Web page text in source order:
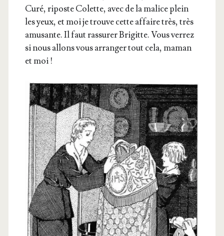
Curé, riposte Colette, avec de la malice plein
les yeux, et moi je trouve cette affaire très, très
amu­sante. Il faut ras­su­rer Bri­gitte. Vous ver­rez
si nous allons vous arran­ger tout cela, maman
et moi !